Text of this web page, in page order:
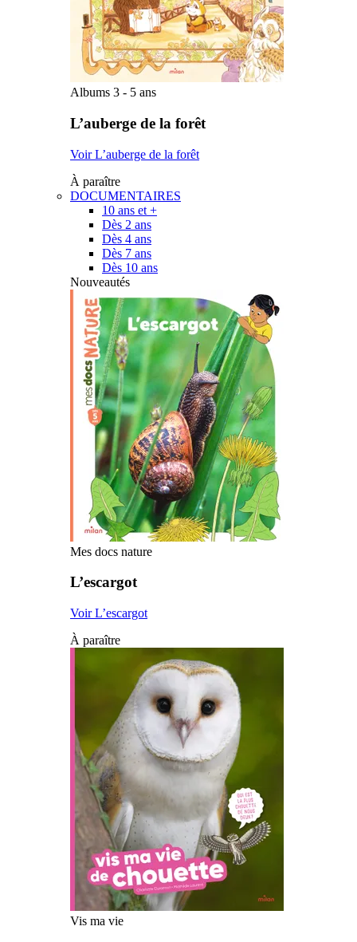
Albums 3 - 5 ans
L’auberge de la forêt
Voir L’auberge de la forêt
À paraître
DOCUMENTAIRES
10 ans et +
Dès 2 ans
Dès 4 ans
Dès 7 ans
Dès 10 ans
Nouveautés
Mes docs nature
L’escargot
Voir L’escargot
À paraître
Vis ma vie